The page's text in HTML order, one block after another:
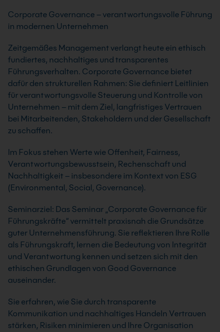
Corporate Governance – verantwortungsvolle Führung
in modernen Unternehmen
Zeitgemäßes Management verlangt heute ein ethisch
fundiertes, nachhaltiges und transparentes
Führungsverhalten. Corporate Governance bietet
dafür den strukturellen Rahmen: Sie definiert Leitlinien
für verantwortungsvolle Steuerung und Kontrolle von
Unternehmen – mit dem Ziel, langfristiges Vertrauen
bei Mitarbeitenden, Stakeholdern und der Gesellschaft
zu schaffen.
Im Fokus stehen Werte wie Offenheit, Fairness,
Verantwortungsbewusstsein, Rechenschaft und
Nachhaltigkeit – insbesondere im Kontext von ESG
(Environmental, Social, Governance).
Seminarziel: Das Seminar „Corporate Governance für
Führungskräfte“ vermittelt praxisnah die Grundsätze
guter Unternehmensführung. Sie reflektieren Ihre Rolle
als Führungskraft, lernen die Bedeutung von Integrität
und Verantwortung kennen und setzen sich mit den
ethischen Grundlagen von Good Governance
auseinander.
Sie erfahren, wie Sie durch transparente
Kommunikation und nachhaltiges Handeln Vertrauen
stärken, Risiken minimieren und Ihre Organisation